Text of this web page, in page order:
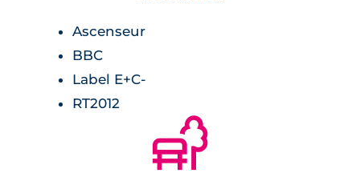
Ascenseur
BBC
Label E+C-
RT2012
🌲